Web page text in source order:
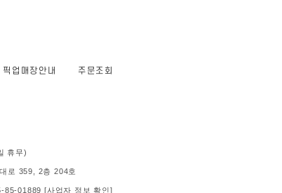
픽업매장안내 주문조회
휴무)
로 359, 2층 204호
85-01889[사업자 정보 확인]